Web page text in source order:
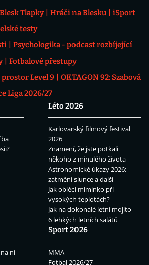
Blesk Tlapky Hráči na Blesku
iSport
testy
Psychologika - podcast rozbíjející
Fotbalové přestupy
Level 9
OKTAGON 92: Szabová
Liga 2026/27
Léto 2026
Karlovarský filmový festival
2026
Znamení, že jste potkali
někoho z minulého života
Astronomické úkazy 2026:
zatmění slunce a další
Jak obléci miminko při
vysokých teplotách?
Jak na dokonalé letní mojito
6 lehkých letních salátů
ní
Sport 2026
MMA
Fotbal 2026/27